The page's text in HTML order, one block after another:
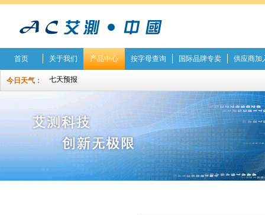
首页 关于我们 产品中心 按字母查询 国际品牌专卖 供应商加
今日天气：